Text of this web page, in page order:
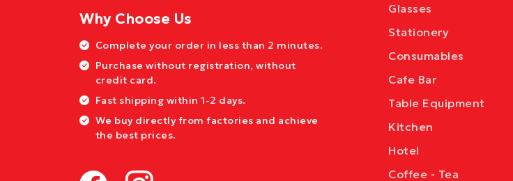
Why Choose Us
Complete your order in less than 2 minutes.
Purchase without registration, without
credit card.
Fast shipping within 1-2 days.
We buy directly from factories and achieve
the best prices.
Glasses
Stationery
Consumables
Cafe Bar
Table Equipment
Kitchen
Hotel
Coffee - Tea